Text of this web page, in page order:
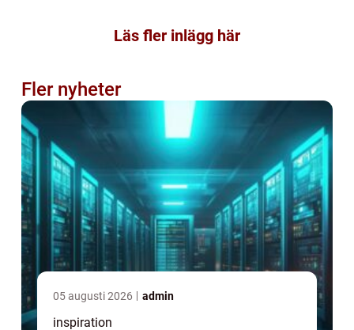
Läs fler inlägg här
Fler nyheter
05 augusti 2026 admin
inspiration